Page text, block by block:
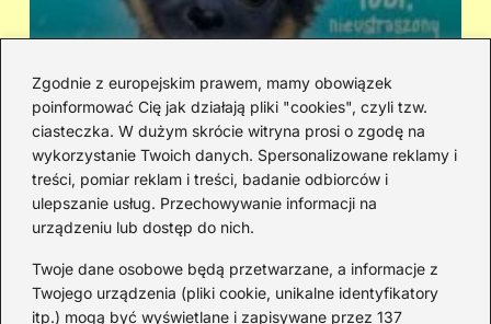
Zgodnie z europejskim prawem, mamy obowiązek
poinformować Cię jak działają pliki "cookies", czyli tzw.
ciasteczka. W dużym skrócie witryna prosi o zgodę na
wykorzystanie Twoich danych. Spersonalizowane reklamy i
treści, pomiar reklam i treści, badanie odbiorców i
ulepszanie usług. Przechowywanie informacji na
urządzeniu lub dostęp do nich.
Twoje dane osobowe będą przetwarzane, a informacje z
Twojego urządzenia (pliki cookie, unikalne identyfikatory
itp.) mogą być wyświetlane i zapisywane przez 137
Kto śpiewa „Zaopiekuj się mną”? IRA
czy Rezerwat — prawda o dwóch
wersjach
Redakcja
JazzJuniors.pl to miejsce dla rodziców, nauczycieli,
animatorów i wszystkich, którzy wierzą, że muzyka to coś